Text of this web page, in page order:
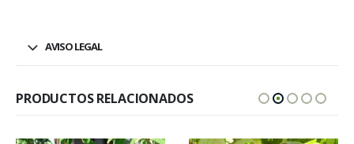
AVISO LEGAL
PRODUCTOS RELACIONADOS